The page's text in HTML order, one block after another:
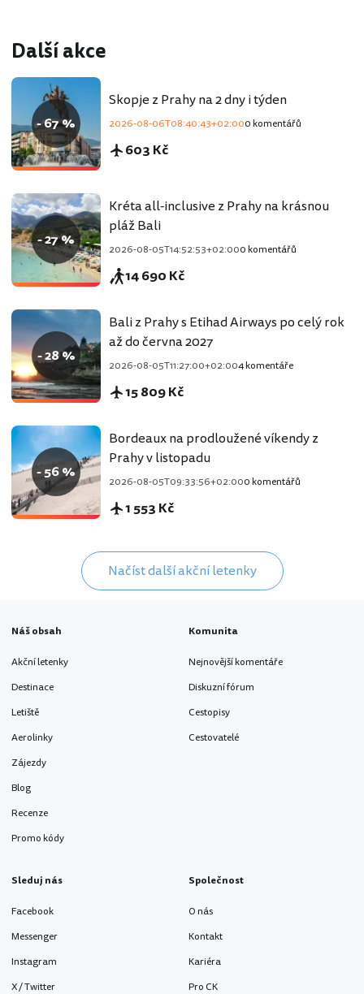
Další akce
- 67 %
Skopje z Prahy na 2 dny i týden
2026-08-06T08:40:43+02:000 komentářů
603 Kč
- 27 %
Kréta all-inclusive z Prahy na krásnou
pláž Bali
2026-08-05T14:52:53+02:000 komentářů
14 690 Kč
- 28 %
Bali z Prahy s Etihad Airways po celý rok
až do června 2027
2026-08-05T11:27:00+02:004 komentáře
15 809 Kč
- 56 %
Bordeaux na prodloužené víkendy z
Prahy v listopadu
2026-08-05T09:33:56+02:000 komentářů
1 553 Kč
Načíst další akční letenky
Náš obsah
Akční letenky
Destinace
Letiště
Aerolinky
Zájezdy
Blog
Recenze
Promo kódy
Komunita
Nejnovější komentáře
Diskuzní fórum
Cestopisy
Cestovatelé
Sleduj nás
Facebook
Messenger
Instagram
X / Twitter
Společnost
O nás
Kontakt
Kariéra
Pro CK